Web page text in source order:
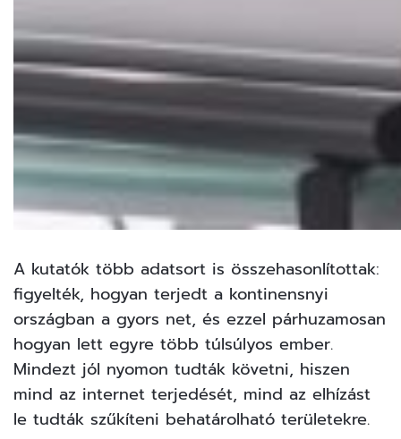
A kutatók több adatsort is összehasonlítottak:
figyelték, hogyan terjedt a kontinensnyi
országban a gyors net, és ezzel párhuzamosan
hogyan lett egyre több túlsúlyos ember.
Mindezt jól nyomon tudták követni, hiszen
mind az internet terjedését, mind az elhízást
le tudták szűkíteni behatárolható területekre.